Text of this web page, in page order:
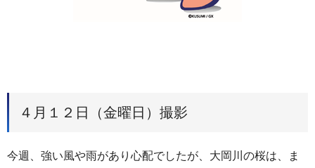
４月１２日（金曜日）撮影
今週、強い風や雨があり心配でしたが、大岡川の桜は、ま